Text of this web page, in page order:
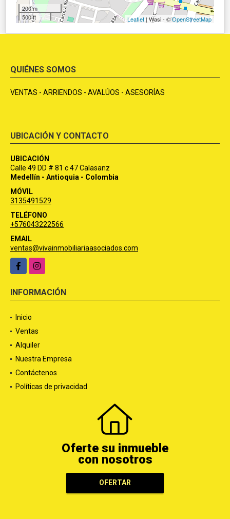
200 m
500 ft
Leaflet | Wasi - ©OpenStreetMap
QUIÉNES SOMOS
VENTAS - ARRIENDOS - AVALÚOS - ASESORÍAS
UBICACIÓN Y CONTACTO
UBICACIÓN
Calle 49 DD # 81 c 47 Calasanz
Medellín - Antioquia - Colombia
MÓVIL
3135491529
TELÉFONO
+576043222566
EMAIL
ventas@vivainmobiliariaasociados.com
FacebookInstagram
INFORMACIÓN
Inicio
Ventas
Alquiler
Nuestra Empresa
Contáctenos
Políticas de privacidad
Oferte su inmueble
con nosotros
OFERTAR